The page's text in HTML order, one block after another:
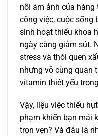
nỗi ám ảnh của
công việc, cuộc sống
sinh hoạt thiếu khoa
ngày càng giảm sút.
stress và thói quen
nhưng vô cùng quan
vitamin thiết yếu
Vậy, liệu việc thiếu
phạm khiến bạn mãi
trọn vẹn? Và đâu là